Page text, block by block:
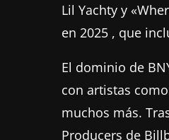
Lil Yachty y
en 2025 , que
El dominio de
con artistas
muchos más.
Producers de